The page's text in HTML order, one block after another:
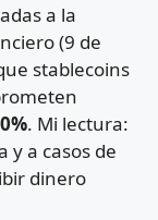
a la
(9 de
stablecoins
. Mi lectura:
y a casos de
dinero